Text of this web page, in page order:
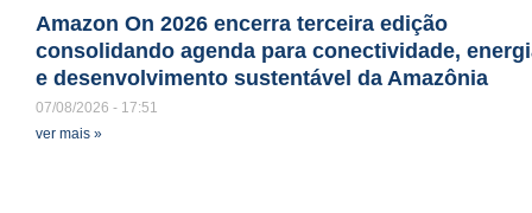
Amazon On 2026 encerra terceira edição
consolidando agenda para conectividade,
e desenvolvimento sustentável da Amazônia
07/08/2026
17:51
ver mais »